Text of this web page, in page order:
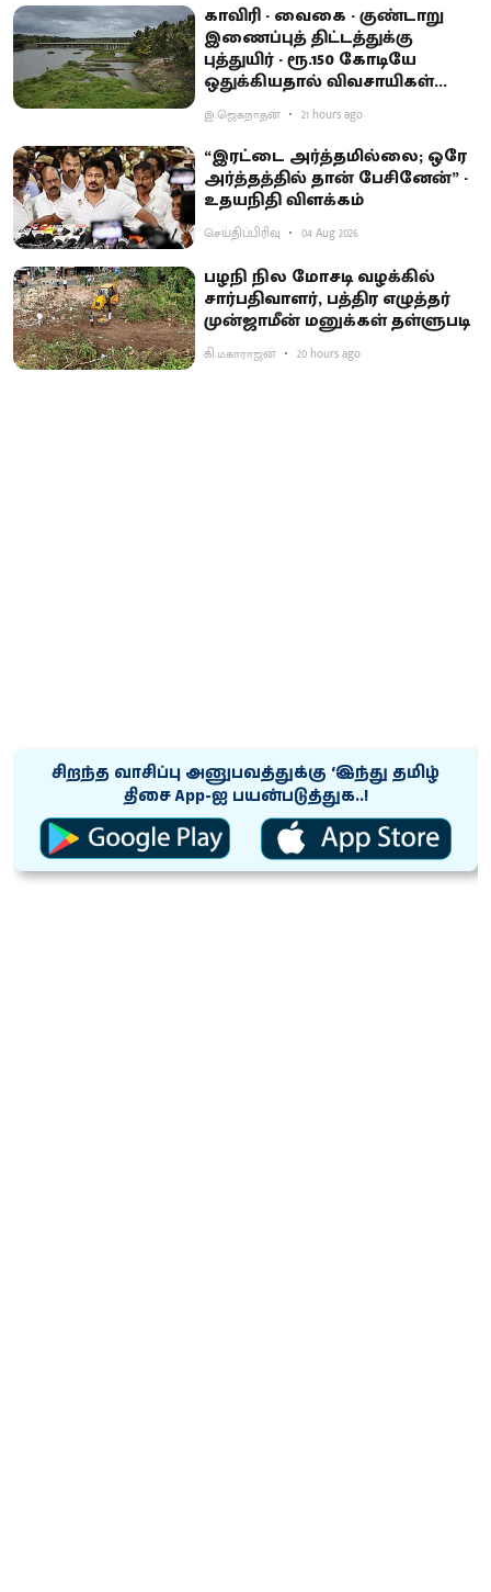
காவிரி - வைகை - குண்டாறு
இணைப்புத் திட்டத்துக்கு
புத்துயிர் - ரூ.150 கோடியே
ஒதுக்கியதால் விவசாயிகள்
ஏமாற்றம்
இ.ஜெகநாதன் 21 hours ago
“இரட்டை அர்த்தமில்லை; ஒரே
அர்த்தத்தில் தான் பேசினேன்” -
உதயநிதி விளக்கம்
செய்திப்பிரிவு 04 Aug 2026
பழநி நில மோசடி வழக்கில்
சார்பதிவாளர், பத்திர எழுத்தர்
முன்ஜாமீன் மனுக்கள் தள்ளுபடி
கி.மகாராஜன் 20 hours ago
சிறந்த வாசிப்பு அனுபவத்துக்கு ‘இந்து தமிழ்
திசை App-ஐ பயன்படுத்துக..!